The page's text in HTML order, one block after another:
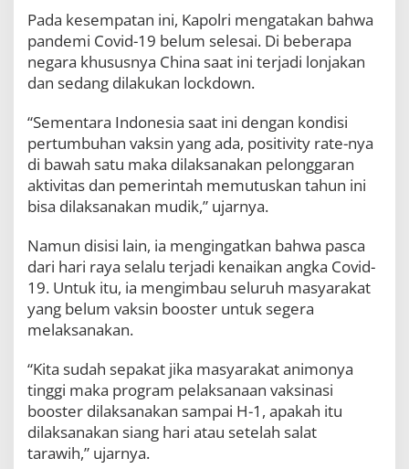
t
d
a
n
N
a
m
n
Pada kesempatan ini, Kapolri mengatakan bahwa
pandemi Covid-19 belum selesai. Di beberapa
negara khususnya China saat ini terjadi lonjakan
dan sedang dilakukan lockdown.
“Sementara Indonesia saat ini dengan kondisi
pertumbuhan vaksin yang ada, positivity rate-nya
di bawah satu maka dilaksanakan pelonggaran
aktivitas dan pemerintah memutuskan tahun ini
bisa dilaksanakan mudik,” ujarnya.
Namun disisi lain, ia mengingatkan bahwa pasca
dari hari raya selalu terjadi kenaikan angka Covid-
19. Untuk itu, ia mengimbau seluruh masyarakat
yang belum vaksin booster untuk segera
melaksanakan.
“Kita sudah sepakat jika masyarakat animonya
tinggi maka program pelaksanaan vaksinasi
booster dilaksanakan sampai H-1, apakah itu
dilaksanakan siang hari atau setelah salat
tarawih,” ujarnya.